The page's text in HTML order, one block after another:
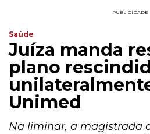
PUBLICIDADE
Saúde
Juíza manda
plano
Unimed
Na liminar, a magistrada